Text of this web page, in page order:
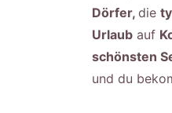
Dörfer, die
Urlaub auf
schönsten
und du